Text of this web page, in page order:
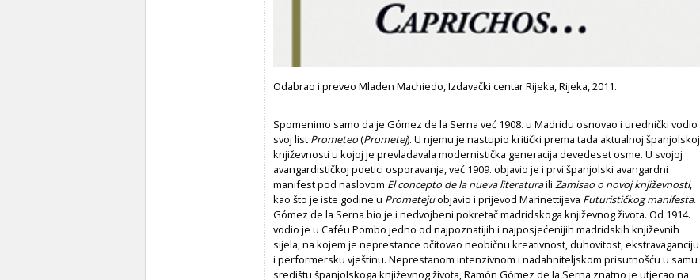
Odabrao i preveo Mladen Machiedo, Izdavački centar Rijeka, Rijeka, 2011.
Spomenimo samo da je Gómez de la Serna već 1908. u Madridu osnovao i urednički vodio
svoj list Prometeo(Prometej). U njemu je nastupio kritički prema tada aktualnoj španjolskoj
književnosti u kojoj je prevladavala modernistička generacija devedeset osme. U svojoj
avangardističkoj poetici osporavanja, već 1909. objavio je i prvi španjolski avangardni
manifest pod naslovom El concepto de la nueva literaturaili Zamisao o novoj književnosti,
kao što je iste godine u Prometejuobjavio i prijevod Marinettijeva Futurističkog manifesta.
Gómez de la Serna bio je i nedvojbeni pokretač madridskoga književnog života. Od 1914.
vodio je u Caféu Pombo jedno od najpoznatijih i najposjećenijih madridskih književnih
sijela, na kojem je neprestance očitovao neobičnu kreativnost, duhovitost, ekstravaganciju
i performersku vještinu. Neprestanom intenzivnom i nadahniteljskom prisutnošću u samu
središtu španjolskoga književnog života, Ramón Gómez de la Serna znatno je utjecao na